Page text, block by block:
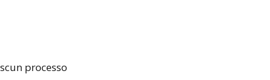
processo